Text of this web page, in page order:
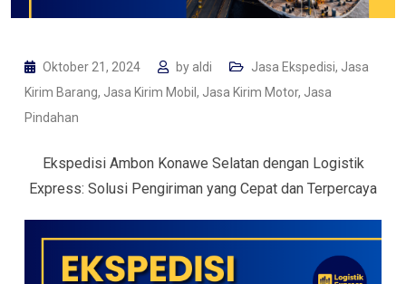
Oktober 21, 2024 by aldi Jasa Ekspedisi, Jasa
Kirim Barang, Jasa Kirim Mobil , Jasa Kirim Motor, Jasa
Pindahan
Ekspedisi Ambon Konawe Selatan dengan Logistik
Express: Solusi Pengiriman yang Cepat dan Terpercaya